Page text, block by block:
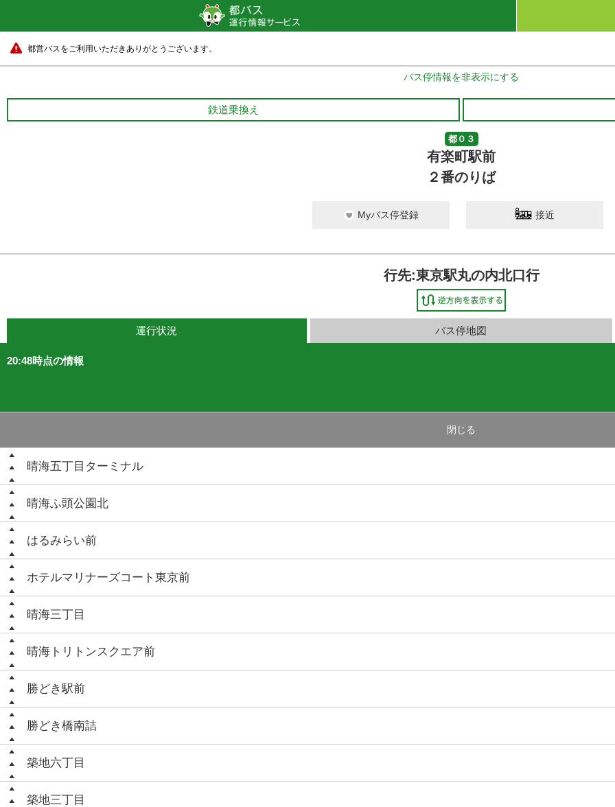
都営バスをご利用いただきありがとうございます。
バス停情報を非表示にする
鉄道乗換え
都０３
有楽町駅前
２番のりば
Myバス停登録 接近
行先:東京駅丸の内北口行
運行状況 バス停地図
20:48時点の情報
閉じる
晴海五丁目ターミナル
晴海ふ頭公園北
はるみらい前
ホテルマリナーズコート東京前
晴海三丁目
晴海トリトンスクエア前
勝どき駅前
勝どき橋南詰
築地六丁目
築地三丁目